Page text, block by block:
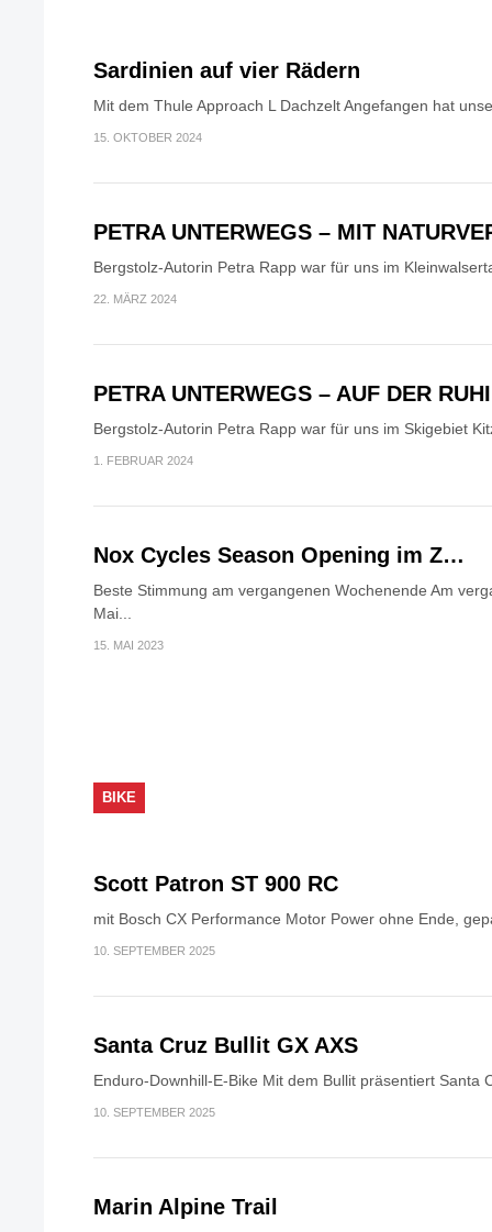
Sardinien auf vier Rädern
Mit dem Thule Approach L Dachzelt Angefangen hat
15. OKTOBER 2024
PETRA UNTERWEGS – MIT
Bergstolz-Autorin Petra Rapp war für uns im
22. MÄRZ 2024
PETRA UNTERWEGS – AUF DER
Bergstolz-Autorin Petra Rapp war für uns im Skigebiet
1. FEBRUAR 2024
Nox Cycles Season Opening im Z…
Beste Stimmung am vergangenen Wochenende Am
Mai...
15. MAI 2023
BIKE
Scott Patron ST 900 RC
mit Bosch CX Performance Motor Power ohne Ende,
10. SEPTEMBER 2025
Santa Cruz Bullit GX AXS
Enduro-Downhill-E-Bike Mit dem Bullit präsentiert Santa
10. SEPTEMBER 2025
Marin Alpine Trail